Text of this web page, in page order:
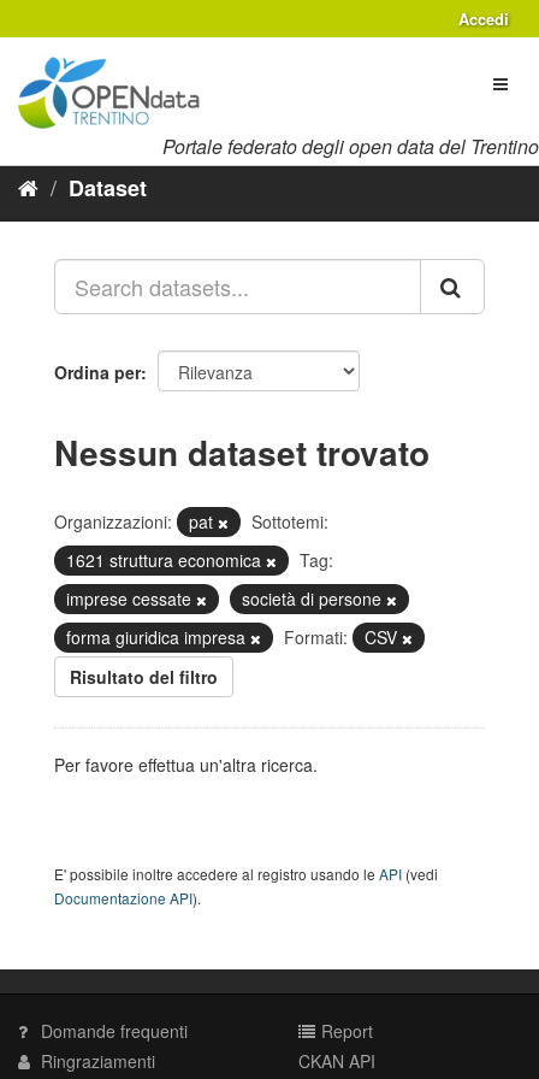
al
contenuto
Accedi
Portale federato degli open data del Trentino
Dataset
Ordina per
Nessun dataset trovato
Organizzazioni: pat
Sottotemi:
1621 struttura economica
Tag:
imprese cessate
società di persone
forma giuridica impresa
Formati:
CSV
Risultato del filtro
Per favore effettua un'altra ricerca.
E' possibile inoltre accedere al registro usando le API (vedi
Documentazione API).
Domande frequenti
Ringraziamenti
Report
CKAN API